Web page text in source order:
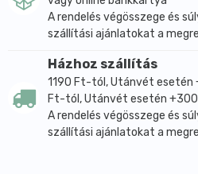
A rendelés végösszege és
szállítási ajánlatokat a
Házhoz szállítás
1190 Ft-tól, Utánvét
Ft-tól, Utánvét esetén +300
A rendelés végösszege és
szállítási ajánlatokat a